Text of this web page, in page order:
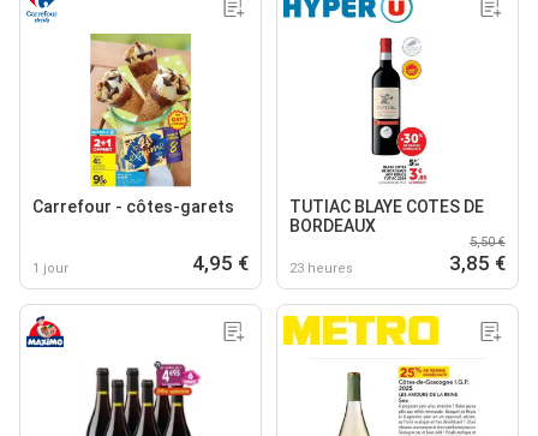
Carrefour - côtes-garets
1 jour 4,95 €
TUTIAC BLAYE COTES DE
BORDEAUX
23 heures
5,50 €
3,85 €